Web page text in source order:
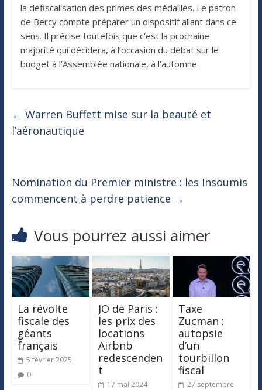
la défiscalisation des primes des médaillés. Le patron
de Bercy compte préparer un dispositif allant dans ce
sens. Il précise toutefois que c’est la prochaine
majorité qui décidera, à l’occasion du débat sur le
budget à l’Assemblée nationale, à l’automne.
← Warren Buffett mise sur la beauté et
l’aéronautique
Nomination du Premier ministre : les Insoumis
commencent à perdre patience →
Vous pourrez aussi aimer
La révolte
fiscale des
géants
français
5 février 2025
0
JO de Paris :
les prix des
locations
Airbnb
redescenden
t
17 mai 2024
Taxe
Zucman :
autopsie
d’un
tourbillon
fiscal
27 septembre